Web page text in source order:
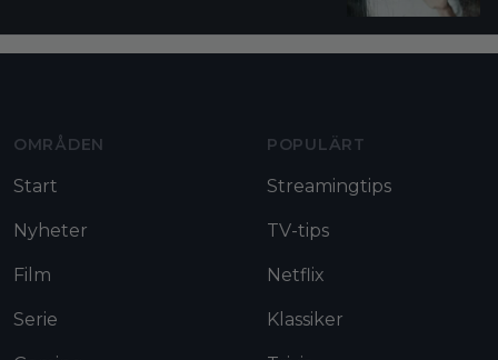
OMRÅDEN
Start
Nyheter
Film
Serie
POPULÄRT
Streamingtips
TV-tips
Netflix
Klassiker